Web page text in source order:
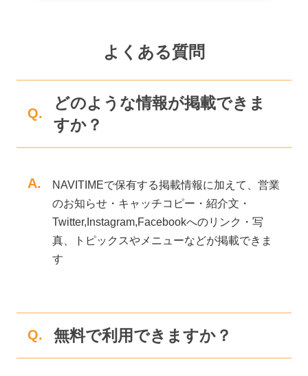
よくある質問
Q.
どのような情報が掲載できま
すか？
A.
NAVITIMEで保有する掲載情報に加えて、営業
のお知らせ・キャッチコピー・紹介文・
Twitter,Instagram,Facebookへのリンク・写
真、トピックスやメニューなどが掲載できま
す
Q. 無料で利用できますか？